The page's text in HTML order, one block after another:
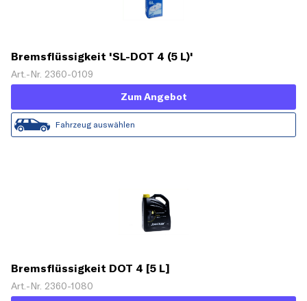
Bremsflüssigkeit 'SL-DOT 4 (5 L)'
Art.-Nr. 2360-0109
Zum Angebot
Fahrzeug auswählen
Bremsflüssigkeit DOT 4 [5 L]
Art.-Nr. 2360-1080